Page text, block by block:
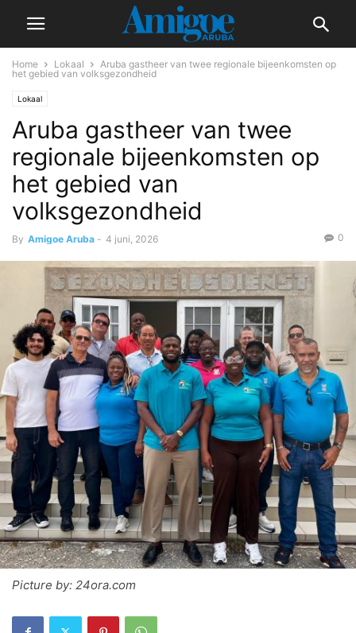
Home Lokaal
Aruba gastheer van twee regionale bijeenkomsten op
het gebied van volksgezondheid
Lokaal
Aruba gastheer van twee
regionale bijeenkomsten op
het gebied van
volksgezondheid
By Amigoe Aruba - 4 juni, 2026 0
Picture by: 24ora.com